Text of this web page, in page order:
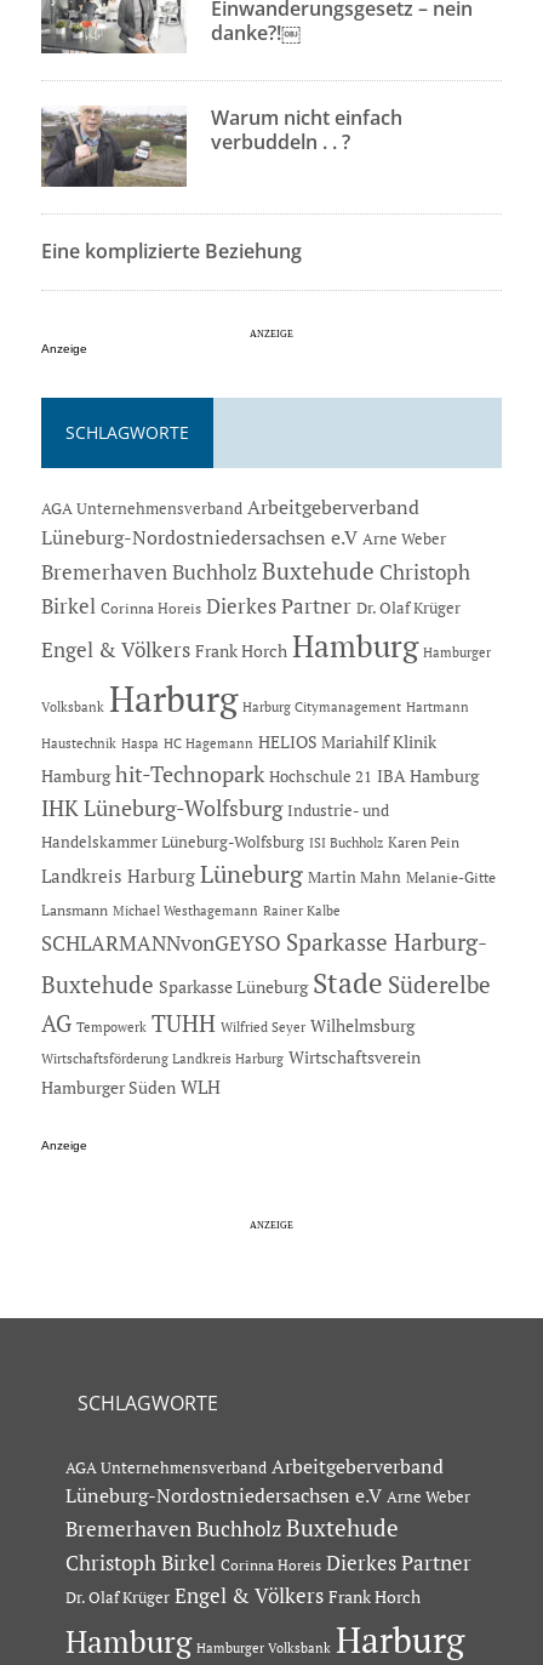
Einwanderungsgesetz – nein
danke?!￼
Warum nicht einfach
verbuddeln . . ?
Eine komplizierte Beziehung
Anzeige
SCHLAGWORTE
AGA Unternehmensverband Arbeitgeberverband
Lüneburg-Nordostniedersachsen e.V Arne Weber
Bremerhaven Buchholz Buxtehude Christoph
Birkel Corinna Horeis Dierkes Partner Dr. Olaf Krüger
Engel & Völkers Frank Horch Hamburg Hamburger
Volksbank Harburg Harburg Citymanagement Hartmann
Haustechnik Haspa HC Hagemann HELIOS Mariahilf Klinik
Hamburg hit-Technopark Hochschule 21 IBA Hamburg
IHK Lüneburg-Wolfsburg Industrie- und
Handelskammer Lüneburg-Wolfsburg ISI Buchholz Karen Pein
Landkreis Harburg Lüneburg Martin Mahn Melanie-Gitte
Lansmann Michael Westhagemann Rainer Kalbe
SCHLARMANNvonGEYSO Sparkasse Harburg-
Buxtehude Sparkasse Lüneburg Stade Süderelbe
AG Tempowerk TUHH Wilfried Seyer Wilhelmsburg
Wirtschaftsförderung Landkreis Harburg Wirtschaftsverein
Hamburger Süden WLH
Anzeige
SCHLAGWORTE
AGA Unternehmensverband Arbeitgeberverband
Lüneburg-Nordostniedersachsen e.V Arne Weber
Bremerhaven Buchholz Buxtehude
Christoph Birkel Corinna Horeis Dierkes Partner
Dr. Olaf Krüger Engel & Völkers Frank Horch
Hamburg Hamburger Volksbank Harburg